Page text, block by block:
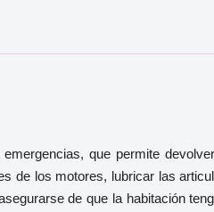
que permite
de los motores, lubricar las
de que la habitación